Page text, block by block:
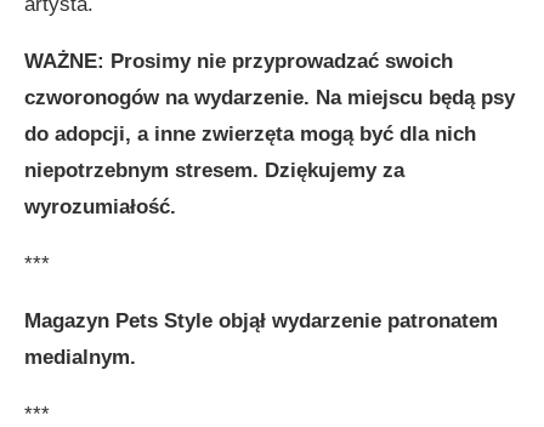
WAŻNE: Prosimy nie przyprowadzać swoich
czworonogów na wydarzenie. Na miejscu będą psy
do adopcji, a inne zwierzęta mogą być dla nich
niepotrzebnym stresem. Dziękujemy za
wyrozumiałość.
***
Magazyn Pets Style objął wydarzenie patronatem
medialnym.
***